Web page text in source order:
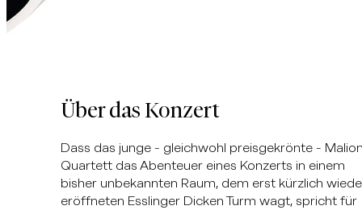
Über das Konzert
Dass das junge - gleichwohl preisgekrönte -
Quartett das Abenteuer eines Konzerts in einem
bisher unbekannten Raum, dem erst kürzlich
eröffneten Esslinger Dicken Turm wagt, spricht für